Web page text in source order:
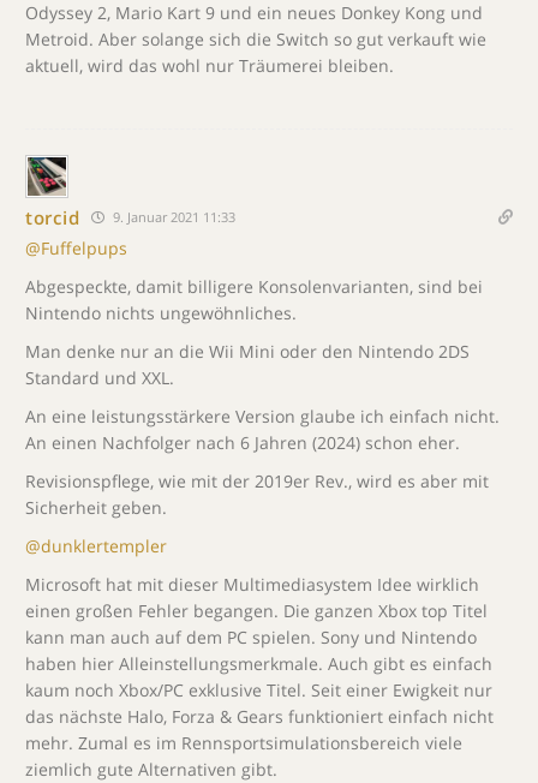
Odyssey 2, Mario Kart 9 und ein neues Donkey Kong und
Metroid. Aber solange sich die Switch so gut verkauft wie
aktuell, wird das wohl nur Träumerei bleiben.
torcid 9. Januar 2021 11:33
@Fuffelpups
Abgespeckte, damit billigere Konsolenvarianten, sind bei
Nintendo nichts ungewöhnliches.
Man denke nur an die Wii Mini oder den Nintendo 2DS
Standard und XXL.
An eine leistungsstärkere Version glaube ich einfach nicht.
An einen Nachfolger nach 6 Jahren (2024) schon eher.
Revisionspflege, wie mit der 2019er Rev., wird es aber mit
Sicherheit geben.
@dunklertempler
Microsoft hat mit dieser Multimediasystem Idee wirklich
einen großen Fehler begangen. Die ganzen Xbox top Titel
kann man auch auf dem PC spielen. Sony und Nintendo
haben hier Alleinstellungsmerkmale. Auch gibt es einfach
kaum noch Xbox/PC exklusive Titel. Seit einer Ewigkeit nur
das nächste Halo, Forza & Gears funktioniert einfach nicht
mehr. Zumal es im Rennsportsimulationsbereich viele
ziemlich gute Alternativen gibt.